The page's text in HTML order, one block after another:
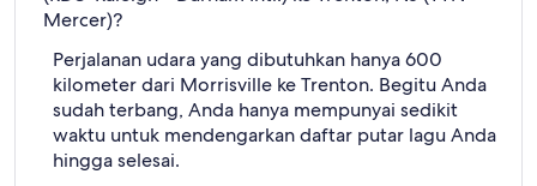
Mercer)?
Perjalanan udara yang dibutuhkan hanya 600
kilometer dari Morrisville ke Trenton. Begitu Anda
sudah terbang, Anda hanya mempunyai sedikit
waktu untuk mendengarkan daftar putar lagu Anda
hingga selesai.